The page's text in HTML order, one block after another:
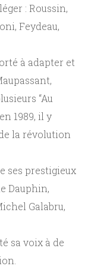
: Roussin,
Feydeau,
à adapter et
“Au
1989, il y
la révolution
ses prestigieux
Dauphin,
Galabru,
sa voix à de